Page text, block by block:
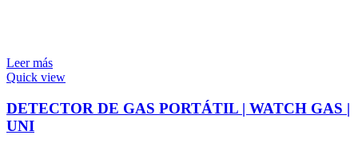
Leer más
Quick view
DETECTOR DE GAS PORTÁTIL | WATCH GAS |
UNI